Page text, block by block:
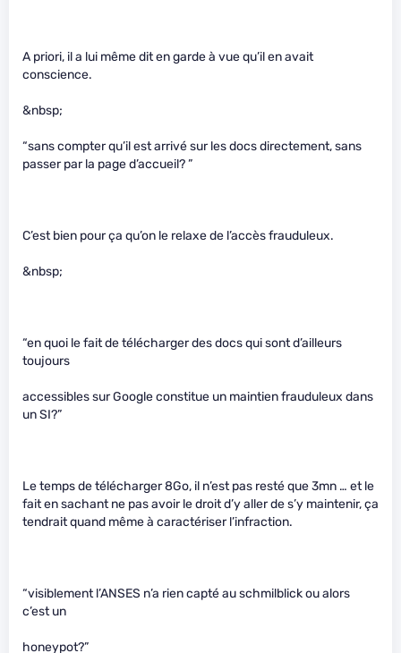
A priori, il a lui même dit en garde à vue qu’il en avait
conscience.
&nbsp;
“sans compter qu’il est arrivé sur les docs directement, sans
passer par la page d’accueil? ”
C’est bien pour ça qu’on le relaxe de l’accès frauduleux.
&nbsp;
“en quoi le fait de télécharger des docs qui sont d’ailleurs
toujours
accessibles sur Google constitue un maintien frauduleux dans
un SI?”
Le temps de télécharger 8Go, il n’est pas resté que 3mn … et le
fait en sachant ne pas avoir le droit d’y aller de s’y maintenir, ça
tendrait quand même à caractériser l’infraction.
“visiblement l’ANSES n’a rien capté au schmilblick ou alors
c’est un
honeypot?”